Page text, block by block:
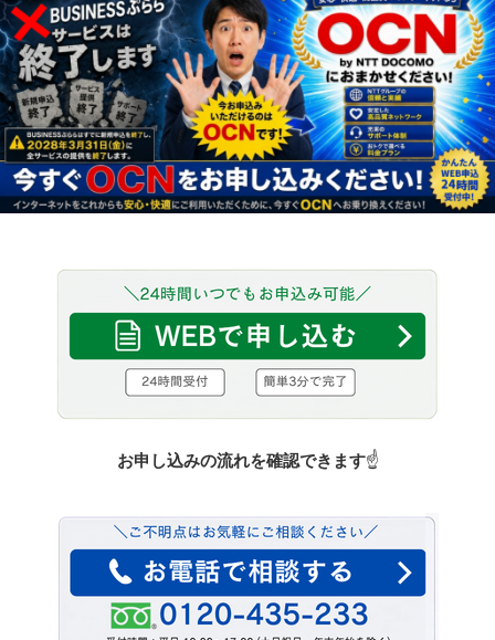
お申し込みの流れを確認できます☝️